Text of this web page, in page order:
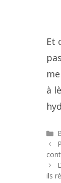
Et
à
des
ils